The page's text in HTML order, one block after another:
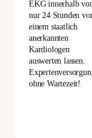
EKG innerhalb
nur 24 Stunden
einem staatlich
anerkannten
Kardiologen
auswerten lassen.
ohne Wartezeit!